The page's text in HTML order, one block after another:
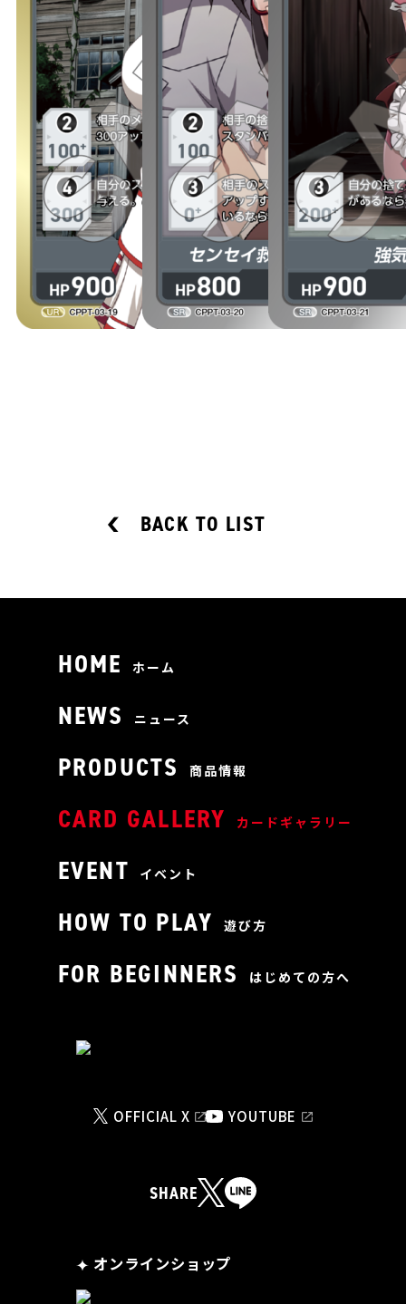
BACK TO LIST
HOME ホーム
NEWS ニュース
PRODUCTS 商品情報
CARD GALLERY カードギャラリー
EVENT イベント
HOW TO PLAY 遊び方
FOR BEGINNERS はじめての方へ
OFFICIAL X YOUTUBE
SHARE
オンラインショップ